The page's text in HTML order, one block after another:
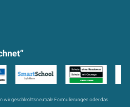
wir geschlechtsneutrale Formulierungen oder das